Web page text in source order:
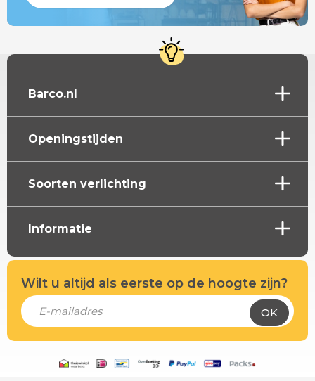
Barco.nl
Openingstijden
Soorten verlichting
Informatie
Wilt u altijd als eerste op de hoogte zijn?
OK